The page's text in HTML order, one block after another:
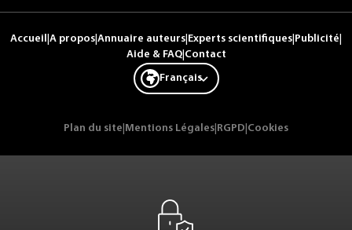
Accueil A propos Annuaire auteurs Experts scientifiques Publicité
Aide & FAQ| Contact
Français
Plan du site Mentions Légales RGPD Cookies